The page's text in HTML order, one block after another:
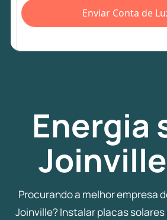
Enviar Conta de
Energia
Procurando a melhor empresa
Joinville? Instalar placas